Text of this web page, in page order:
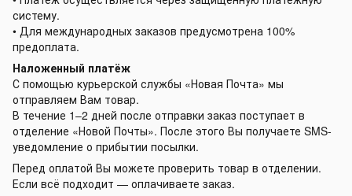
систему.
• Для международных заказов предусмотрена 100%
предоплата.
Наложенный платёж
С помощью курьерской службы «Новая Почта» мы
отправляем Вам товар.
В течение 1–2 дней после отправки заказ поступает в
отделение «Новой Почты». После этого Вы получаете SMS-
уведомление о прибытии посылки.
Перед оплатой Вы можете проверить товар в отделении.
Если всё подходит — оплачиваете заказ.